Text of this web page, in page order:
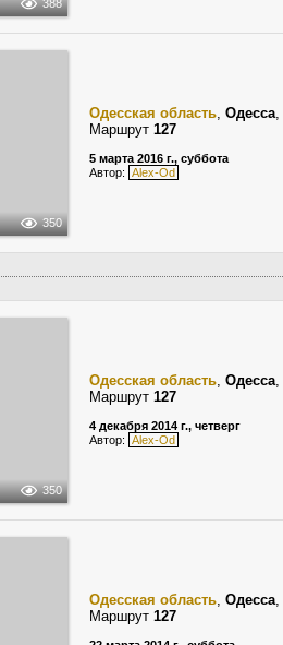
388
350
Одесская область, Одесса,
Маршрут 127
5 марта 2016 г., суббота
Автор: Alex-Od
350
Одесская область, Одесса,
Маршрут 127
4 декабря 2014 г., четверг
Автор: Alex-Od
Одесская область, Одесса,
Маршрут 127